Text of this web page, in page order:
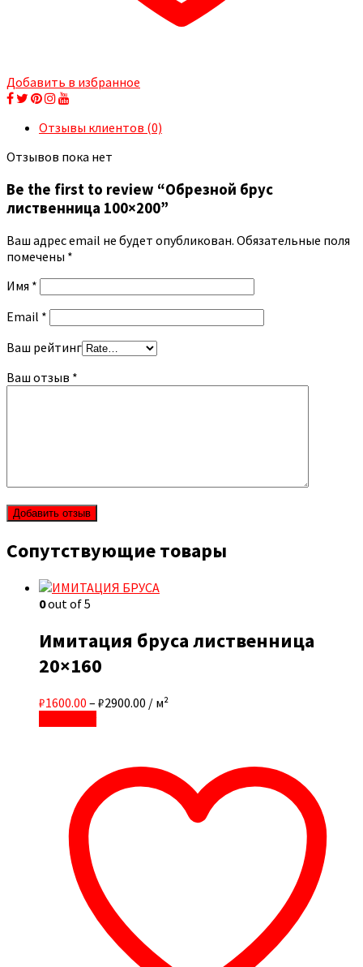
Добавить в избранное
Отзывы клиентов (0)
Отзывов пока нет
Be the first to review “Обрезной брус
лиственница 100×200”
Ваш адрес email не будет опубликован. Обязательные поля
помечены *
Имя *
Email *
Ваш рейтинг
Ваш отзыв *
Сопутствующие товары
0out of 5
Имитация бруса лиственница
20×160
₽1600.00 – ₽2900.00 / м²